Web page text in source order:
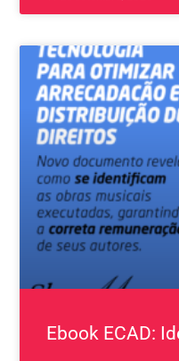
Ebook ECAD: